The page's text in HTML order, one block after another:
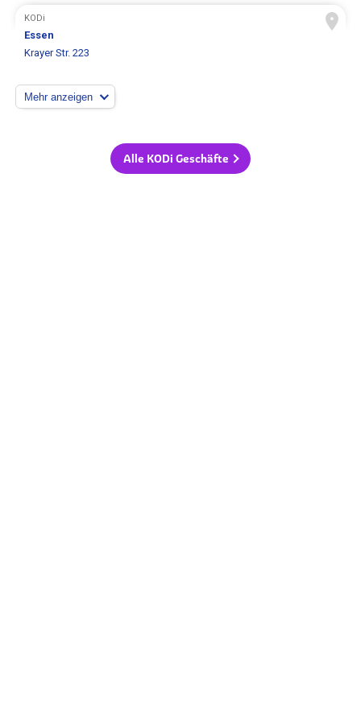
KODi
Essen
Krayer Str. 223
Mehr anzeigen
Alle KODi Geschäfte